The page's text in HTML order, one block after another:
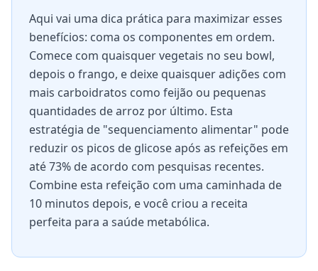
Aqui vai uma dica prática para maximizar esses
benefícios: coma os componentes em ordem.
Comece com quaisquer vegetais no seu bowl,
depois o frango, e deixe quaisquer adições com
mais carboidratos como feijão ou pequenas
quantidades de arroz por último. Esta
estratégia de "sequenciamento alimentar" pode
reduzir os picos de glicose após as refeições em
até 73% de acordo com pesquisas recentes.
Combine esta refeição com uma caminhada de
10 minutos depois, e você criou a receita
perfeita para a saúde metabólica.